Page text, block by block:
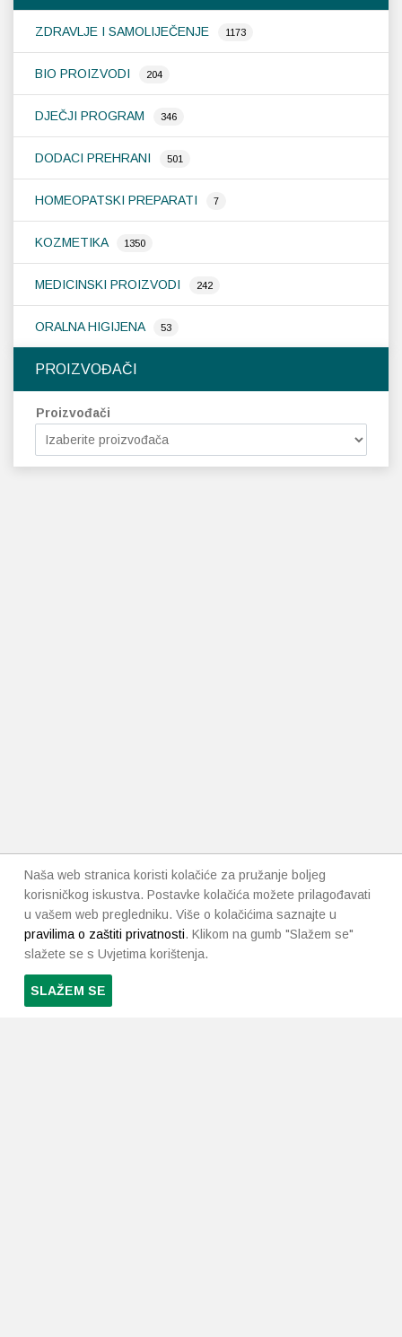
ZDRAVLJE I SAMOLIJEČENJE 1173
BIO PROIZVODI 204
DJEČJI PROGRAM 346
DODACI PREHRANI 501
HOMEOPATSKI PREPARATI 7
KOZMETIKA 1350
MEDICINSKI PROIZVODI 242
ORALNA HIGIJENA 53
PROIZVOĐAČI
Proizvođači
Naša web stranica koristi kolačiće za pružanje boljeg
korisničkog iskustva. Postavke kolačića možete prilagođavati
u vašem web pregledniku. Više o kolačićima saznajte u
pravilima o zaštiti privatnosti. Klikom na gumb "Slažem se"
slažete se s Uvjetima korištenja.
SLAŽEM SE